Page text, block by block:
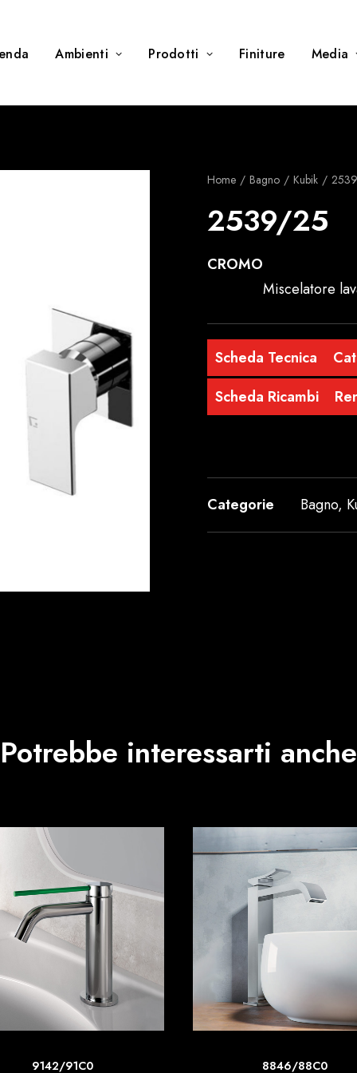
Ambienti Prodotti Finiture Media
Home Bagno Kubik
2539/25
CROMO
Miscelatore
Scheda Tecnica
Scheda Ricambi
Categorie Bagno,
Potrebbe interessarti anche
SCOPRI DI PIU'
9142/91C0 SCOPRI DI PIU'
8846/88C0